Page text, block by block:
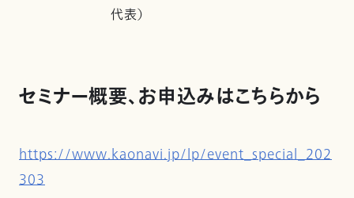
代表）
セミナー概要、お申込みはこちらから
https://www.kaonavi.jp/lp/event_special_202
303